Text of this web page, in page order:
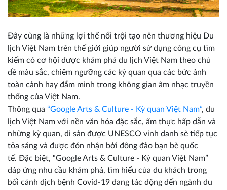
Đây cũng là những lợi thế nổi trội tạo nên thương hiệu Du
lịch Việt Nam trên thế giới giúp người sử dụng công cụ tìm
kiếm có cơ hội được khám phá du lịch Việt Nam theo chủ
đề màu sắc, chiêm ngưỡng các kỳ quan qua các bức ảnh
toàn cảnh hay đắm mình trong không gian âm nhạc truyền
thống của Việt Nam.
Thông qua “Google Arts & Culture - Kỳ quan Việt Nam”, du
lịch Việt Nam với nền văn hóa đặc sắc, ẩm thực hấp dẫn và
những kỳ quan, di sản được UNESCO vinh danh sẽ tiếp tục
tỏa sáng và được đón nhận bởi đông đảo bạn bè quốc
tế. Đặc biệt, “Google Arts & Culture - Kỳ quan Việt Nam”
đáp ứng nhu cầu khám phá, tìm hiểu của du khách trong
bối cảnh dịch bệnh Covid-19 đang tác động đến ngành du